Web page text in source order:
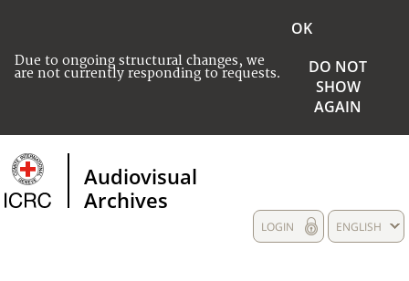
Due to ongoing structural changes, we
are not currently responding to requests.
OK
DO NOT
SHOW
AGAIN
Audiovisual
Archives
ENGLISH
LOGIN